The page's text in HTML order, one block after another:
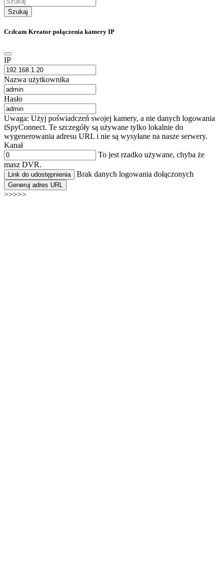
Szukaj
Ccdcam Kreator połączenia kamery IP
IP
Nazwa użytkownika
Hasło
Uwaga: Użyj poświadczeń swojej kamery, a nie danych logowania
iSpyConnect. Te szczegóły są używane tylko lokalnie do
wygenerowania adresu URL i nie są wysyłane na nasze serwery.
Kanał
To jest rzadko używane, chyba że
masz DVR.
Link do udostępnienia Brak danych logowania dołączonych
Generuj adres URL
>>>>>